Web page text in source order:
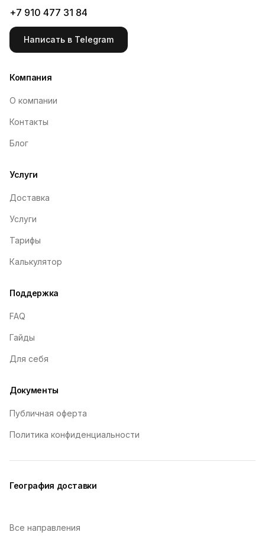
+7 910 477 31 84
Написать в Telegram
Компания
О компании
Контакты
Блог
Услуги
Доставка
Услуги
Тарифы
Калькулятор
Поддержка
FAQ
Гайды
Для себя
Документы
Публичная оферта
Политика конфиденциальности
География доставки
Все направления